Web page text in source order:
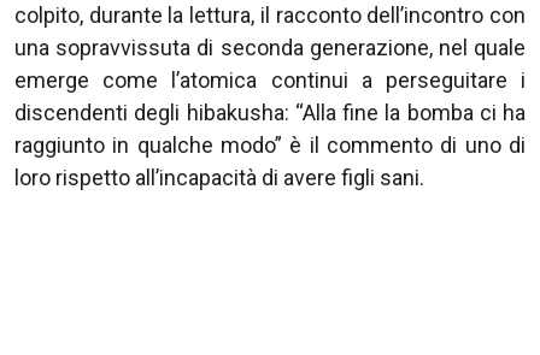
colpito, durante la lettura, il racconto dell’incontro con
una sopravvissuta di seconda generazione, nel quale
emerge come l’atomica continui a perseguitare i
discendenti degli hibakusha: “Alla fine la bomba ci ha
raggiunto in qualche modo” è il commento di uno di
loro rispetto all’incapacità di avere figli sani.